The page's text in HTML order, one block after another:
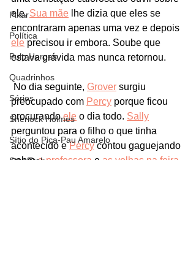
Pixar
Política
Pulp Heroes
Quadrinhos
Séries
Sherlock Holmes
Sítio do Pica-Pau Amarelo
Star Trek
ele. Sua mãe lhe dizia que eles se
encontraram apenas uma vez e depois
ele precisou ir embora. Soube que
estava grávida mas nunca retornou.
No dia seguinte, Grover surgiu
preocupado com Percy porque ficou
procurando ele o dia todo. Sally
perguntou para o filho o que tinha
acontecido e Percy contou gaguejando
sobre a professora e as velhas na feira.